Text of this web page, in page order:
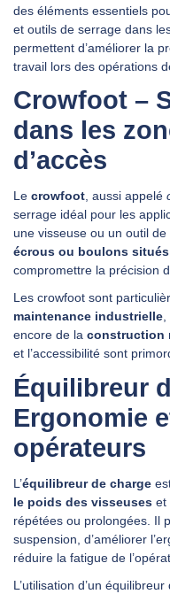
des éléments essentiels
et outils de serrage dans
permettent d’améliorer la
travail lors des opérations
Crowfoot –
dans les
d’accès
Le crowfoot, aussi appelé
serrage idéal pour les
une visseuse ou un outil
écrous ou boulons
compromettre la précision
Les crowfoot sont
maintenance industrielle,
encore de la construction
et l’accessibilité sont
Équilibreur
Ergonomie
opérateurs
L’équilibreur de charge
le poids des visseuses et
répétées ou prolongées. Il
suspension, d’améliorer
réduire la fatigue de
L’utilisation d’un